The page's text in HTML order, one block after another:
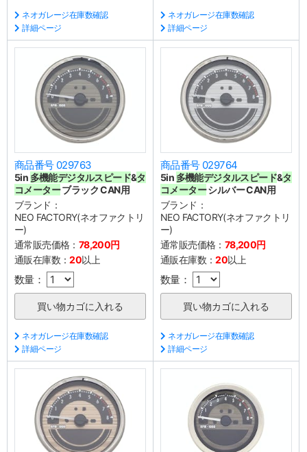
ネオガレージ在庫数確認
詳細ページ
ネオガレージ在庫数確認
詳細ページ
商品番号 029763
5in 多機能デジタルスピード&タ
コメーターブラック CAN用
ブランド：
NEO FACTORY(ネオファクトリ
ー)
通常販売価格： 78,200円
通販在庫数：20以上
数量：
ネオガレージ在庫数確認
詳細ページ
商品番号 029764
5in 多機能デジタルスピード&タ
コメーターシルバー CAN用
ブランド：
NEO FACTORY(ネオファクトリ
ー)
通常販売価格： 78,200円
通販在庫数：20以上
数量：
ネオガレージ在庫数確認
詳細ページ